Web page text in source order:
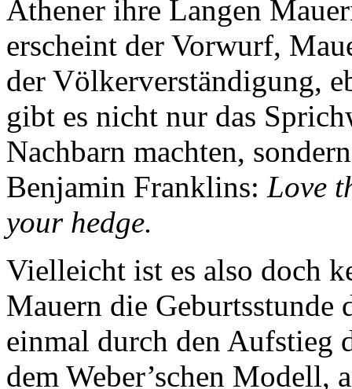
Athener ihre Langen
erscheint der Vorwurf,
der Völkerverständigung,
gibt es nicht nur das
Nachbarn machten,
Benjamin Franklins: Love
your hedge.
Vielleicht ist es also doch
Mauern die Geburtsstunde
einmal durch den Aufstieg
dem Weber’schen Modell,